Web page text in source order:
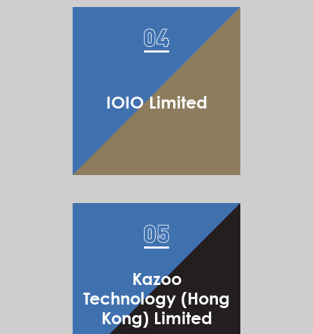
IOIO Limited
Kazoo
Technology (Hong
Kong) Limited